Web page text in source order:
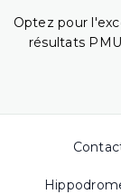
Optez pour
résultats